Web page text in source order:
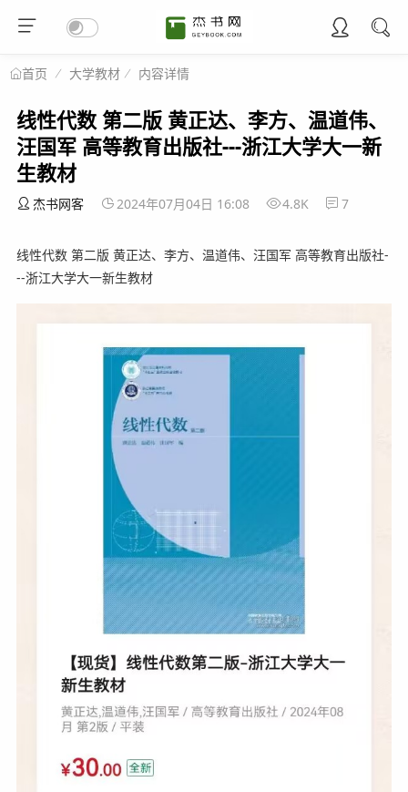
首页 大学教材 内容详情
线性代数 第二版 黄正达、李方、温道伟、
汪国军 高等教育出版社---浙江大学大一新
生教材
杰书网客 2024年07月04日 16:08 4.8K 7
线性代数 第二版 黄正达、李方、温道伟、汪国军 高等教育出版社-
--浙江大学大一新生教材